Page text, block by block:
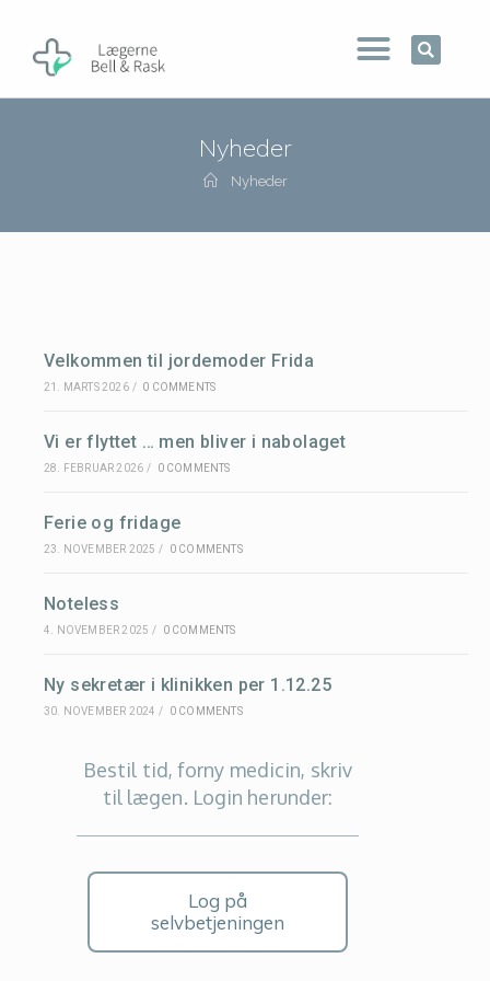
Nyheder
Nyheder
Velkommen til jordemoder Frida
21. MARTS 2026 / 0 COMMENTS
Vi er flyttet … men bliver i nabolaget
28. FEBRUAR 2026 / 0 COMMENTS
Ferie og fridage
23. NOVEMBER 2025 / 0 COMMENTS
Noteless
4. NOVEMBER 2025 / 0 COMMENTS
Ny sekretær i klinikken per 1.12.25
30. NOVEMBER 2024 / 0 COMMENTS
Bestil tid, forny medicin, skriv
til lægen. Login herunder:
Log på
selvbetjeningen